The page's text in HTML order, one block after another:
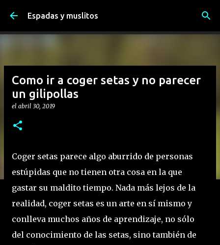
Ir al contenido principal
Espadas y muslitos
Como ir a coger setas y no parecer
un gilipollas
el abril 30, 2019
Coger setas parece algo aburrido de personas
estúpidas que no tienen otra cosa en la que
gastar su maldito tiempo. Nada más lejos de la
realidad, coger setas es un arte en sí mismo y
conlleva muchos años de aprendizaje, no sólo
del conocimiento de las setas, sino también de